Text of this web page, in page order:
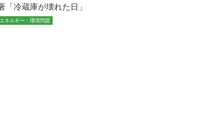
「冷蔵庫が壊れた日」
ネルギー・環境問題